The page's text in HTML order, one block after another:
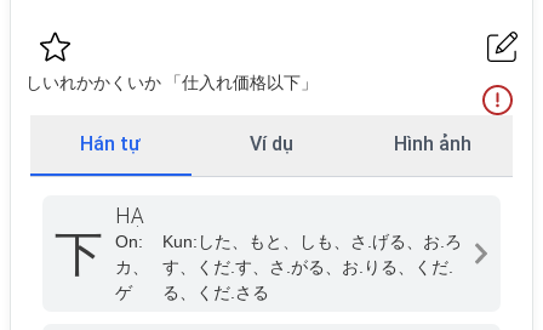
しいれかかくいか 「仕入れ価格以下」
Hán tự Ví dụ Hình ảnh
下
HẠ
On:
カ、
ゲ
Kun: した、もと、しも、さ.げる、お.ろ
す、くだ.す、さ.がる、お.りる、くだ.
る、くだ.さる